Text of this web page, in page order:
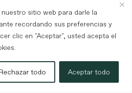
sitio web para darle la
recordando sus preferencias y
clic en "Aceptar", usted acepta el
Rechazar todo Aceptar todo